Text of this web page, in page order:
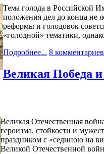
Тема голода в Российской
положения дел до конца не
реформы и голодовок
«голодной» тематики,
Подробнее... 8 комментариев
Великая Победа
Великая Отечественная
героизма, стойкости и
праздником с «сединою на
Великой Отечественной